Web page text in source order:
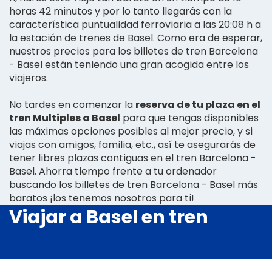
horas 42 minutos y por lo tanto llegarás con la
característica puntualidad ferroviaria a las 20:08 h a
la estación de trenes de Basel. Como era de esperar,
nuestros precios para los billetes de tren Barcelona
- Basel están teniendo una gran acogida entre los
viajeros.
No tardes en comenzar la reserva de tu plaza en el
tren Multiples a Basel para que tengas disponibles
las máximas opciones posibles al mejor precio, y si
viajas con amigos, familia, etc., así te asegurarás de
tener libres plazas contiguas en el tren Barcelona -
Basel. Ahorra tiempo frente a tu ordenador
buscando los billetes de tren Barcelona - Basel más
baratos ¡los tenemos nosotros para ti!
Viajar a Basel en tren